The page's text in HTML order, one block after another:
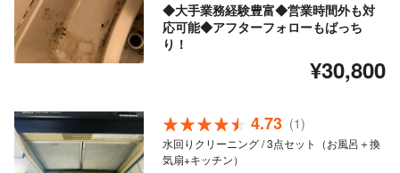
◆大手業務経験豊富◆営業時間外も対
応可能◆アフターフォローもばっち
り！
¥30,800
4.73 (1)
水回りクリーニング / 3点セット（お風呂＋換
気扇+キッチン）